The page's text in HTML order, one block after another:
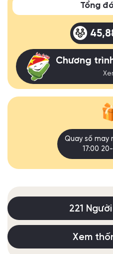
Tổng
Chương
Quay số may
17:00
221
Xem